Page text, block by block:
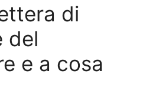
di
del
e a cosa